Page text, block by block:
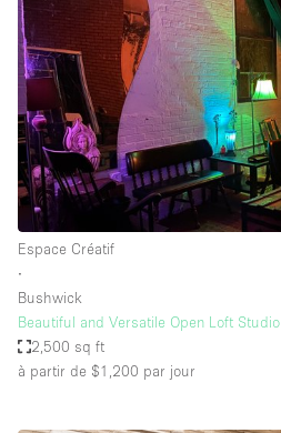
Espace Créatif
∙
Bushwick
Beautiful and Versatile Open Loft Studio
2,500 sq ft
à partir de $1,200 par jour